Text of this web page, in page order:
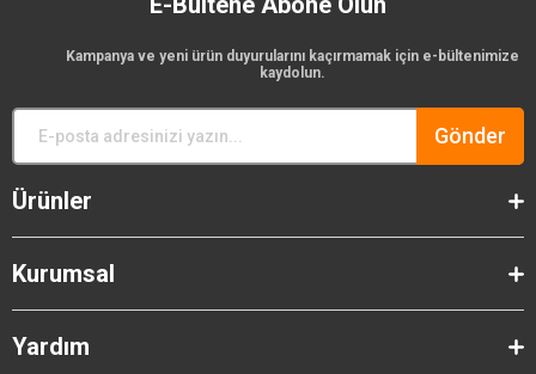
Kampanya ve yeni ürün duyurularını kaçırmamak için e-bültenimize
kaydolun.
Gönder
Ürünler
Kurumsal
Yardım